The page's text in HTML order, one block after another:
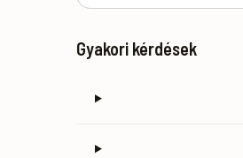
Gyakori kérdések